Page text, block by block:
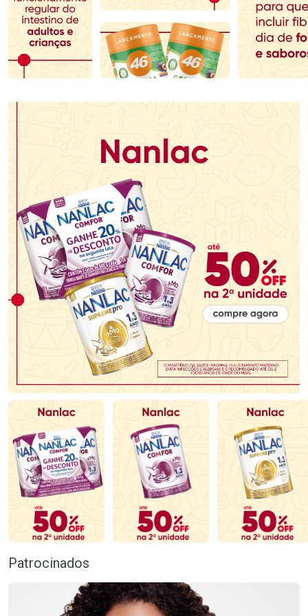
Comprar sem Desconto
Por R$ 70,79/cada
Comprar sem Desconto
Por R$ 70,79/cada
Comprar sem Desconto
Por R$ 117,99/cada
Comprar sem Desconto
Por R$ 117,99/cada
Patrocinados